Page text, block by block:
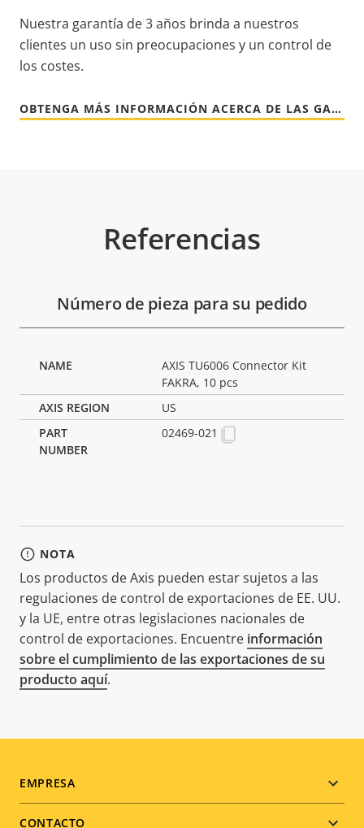
Nuestra garantía de 3 años brinda a nuestros
clientes un uso sin preocupaciones y un control de
los costes.
OBTENGA MÁS INFORMACIÓN ACERCA DE LAS GARANTÍAS DE AXIS
Referencias
Número de pieza para su pedido
AXIS TU6006 Connector Kit
FAKRA, 10 pcs
US
02469-021
NOTA
Los productos de Axis pueden estar sujetos a las
regulaciones de control de exportaciones de EE. UU.
y la UE, entre otras legislaciones nacionales de
control de exportaciones. Encuentre información
sobre el cumplimiento de las exportaciones de su
producto aquí.
Footer
EMPRESA
CONTACTO